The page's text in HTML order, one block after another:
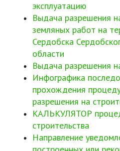
эксплуатацию
Выдача разрешения
земляных работ на
Сердобска
области
Выдача разрешения
Инфографика
прохождения
разрешения на
КАЛЬКУЛЯТОР
строительства
Направление